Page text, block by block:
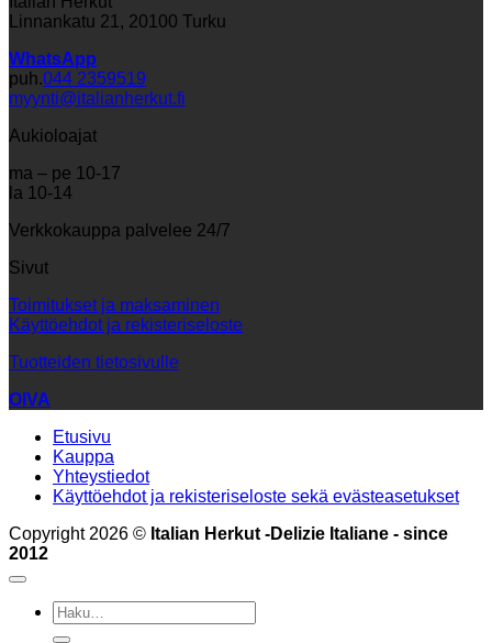
Linnankatu 21, 20100 Turku
WhatsApp
puh.044 2359519
myynti@italianherkut.fi
Aukioloajat
ma – pe 10-17
la 10-14
Verkkokauppa palvelee 24/7
Sivut
Toimitukset ja maksaminen
Käyttöehdot ja rekisteriseloste
Tuotteiden tietosivulle
OIVA
Etusivu
Kauppa
Yhteystiedot
Käyttöehdot ja rekisteriseloste sekä evästeasetukset
Copyright 2026 © Italian Herkut -Delizie Italiane - since
2012
Etsi: